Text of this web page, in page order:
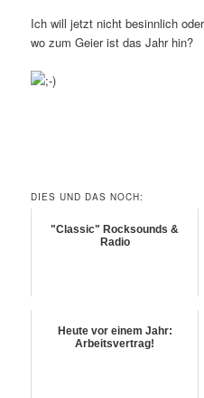
Ich will jetzt nicht besinnlich
wo zum Geier ist das Jahr hin?
DIES UND DAS NOCH:
"Classic" Rocksounds &
Radio
Heute vor einem Jahr:
Arbeitsvertrag!